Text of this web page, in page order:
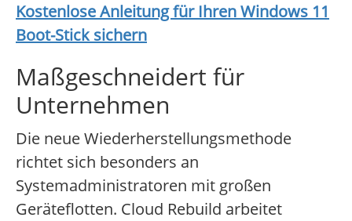
Kostenlose Anleitung für Ihren Windows 11
Boot-Stick sichern
Maßgeschneidert für
Unternehmen
Die neue Wiederherstellungsmethode
richtet sich besonders an
Systemadministratoren mit großen
Geräteflotten. Cloud Rebuild arbeitet